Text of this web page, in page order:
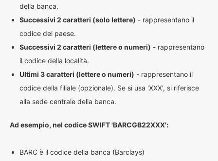
della banca.
Successivi 2 caratteri (solo lettere) - rappresentano il
codice del paese.
Successivi 2 caratteri (lettere o numeri) - rappresentano
il codice della località.
Ultimi 3 caratteri (lettere o numeri) - rappresentano il
codice della filiale (opzionale). Se si usa 'XXX', si riferisce
alla sede centrale della banca.
Ad esempio, nel codice SWIFT 'BARCGB22XXX':
BARC è il codice della banca (Barclays)